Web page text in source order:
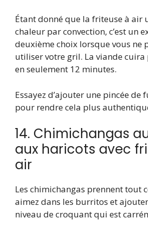
Étant donné que la friteuse à air
chaleur par convection, c’est un
deuxième choix lorsque vous ne
utiliser votre gril. La viande
en seulement 12 minutes.
Essayez d’ajouter une pincée de
pour rendre cela plus
14. Chimichangas
aux haricots avec
air
Les chimichangas prennent tout
aimez dans les burritos et
niveau de croquant qui est